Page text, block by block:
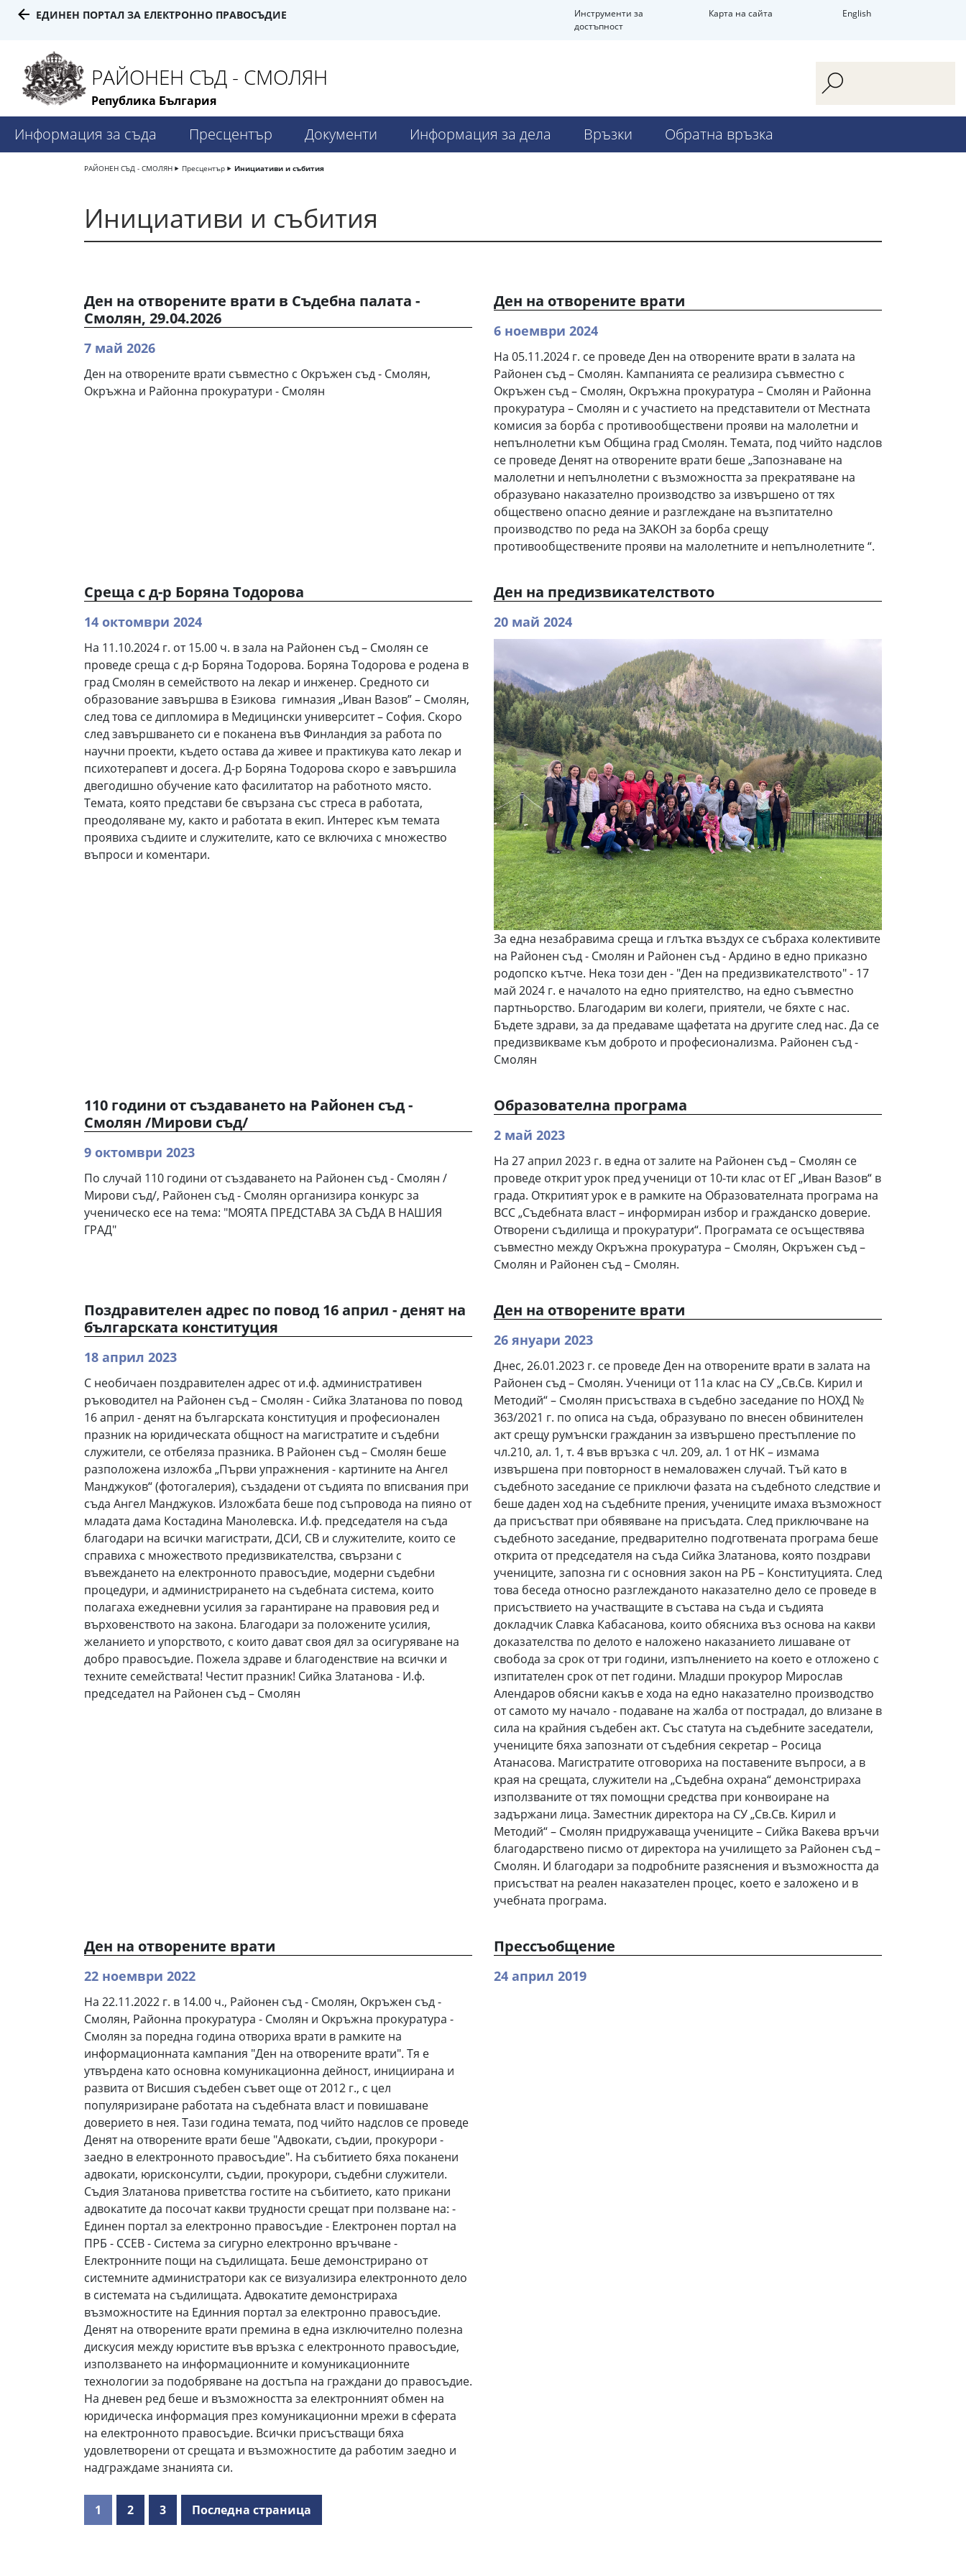
ЕДИНЕН ПОРТАЛ ЗА ЕЛЕКТРОННО ПРАВОСЪДИЕ
Инструменти за
достъпност
Карта на сайта English
РАЙОНЕН СЪД - СМОЛЯН
Република България
Информация за съда Пресцентър Документи Информация за дела Връзки Обратна връзка
РАЙОНЕН СЪД - СМОЛЯН Пресцентър Инициативи и събития
Инициативи и събития
Ден на отворените врати в Съдебна палата -
Смолян, 29.04.2026
7 май 2026
Ден на отворените врати съвместно с Окръжен съд - Смолян,
Окръжна и Районна прокуратури - Смолян
Ден на отворените врати
6 ноември 2024
На 05.11.2024 г. се проведе Ден на отворените врати в залата на
Районен съд – Смолян. Кампанията се реализира съвместно с
Окръжен съд – Смолян, Окръжна прокуратура – Смолян и Районна
прокуратура – Смолян и с участието на представители от Местната
комисия за борба с противообществени прояви на малолетни и
непълнолетни към Община град Смолян. Темата, под чийто надслов
се проведе Денят на отворените врати беше „Запознаване на
малолетни и непълнолетни с възможността за прекратяване на
образувано наказателно производство за извършено от тях
обществено опасно деяние и разглеждане на възпитателно
производство по реда на ЗАКОН за борба срещу
противообществените прояви на малолетните и непълнолетните “.
Среща с д-р Боряна Тодорова
14 октомври 2024
На 11.10.2024 г. от 15.00 ч. в зала на Районен съд – Смолян се
проведе среща с д-р Боряна Тодорова. Боряна Тодорова е родена в
град Смолян в семейството на лекар и инженер. Средното си
образование завършва в Езикова гимназия „Иван Вазов” – Смолян,
след това се дипломира в Медицински университет – София. Скоро
след завършването си е поканена във Финландия за работа по
научни проекти, където остава да живее и практикува като лекар и
психотерапевт и досега. Д-р Боряна Тодорова скоро е завършила
двегодишно обучение като фасилитатор на работното място.
Темата, която представи бе свързана със стреса в работата,
преодоляване му, както и работата в екип. Интерес към темата
проявиха съдиите и служителите, като се включиха с множество
въпроси и коментари.
Ден на предизвикателството
20 май 2024
За една незабравима среща и глътка въздух се събраха колективите
на Районен съд - Смолян и Районен съд - Ардино в едно приказно
родопско кътче. Нека този ден - "Ден на предизвикателството" - 17
май 2024 г. е началото на едно приятелство, на едно съвместно
партньорство. Благодарим ви колеги, приятели, че бяхте с нас.
Бъдете здрави, за да предаваме щафетата на другите след нас. Да се
предизвикваме към доброто и професионализма. Районен съд -
Смолян
110 години от създаването на Районен съд -
Смолян /Мирови съд/
9 октомври 2023
По случай 110 години от създаването на Районен съд - Смолян /
Мирови съд/, Районен съд - Смолян организира конкурс за
ученическо есе на тема: "МОЯТА ПРЕДСТАВА ЗА СЪДА В НАШИЯ
ГРАД"
Образователна програма
2 май 2023
На 27 април 2023 г. в една от залите на Районен съд – Смолян се
проведе открит урок пред ученици от 10-ти клас от ЕГ „Иван Вазов“ в
града. Откритият урок е в рамките на Образователната програма на
ВСС „Съдебната власт – информиран избор и гражданско доверие.
Отворени съдилища и прокуратури“. Програмата се осъществява
съвместно между Окръжна прокуратура – Смолян, Окръжен съд –
Смолян и Районен съд – Смолян.
Поздравителен адрес по повод 16 април - денят на
българската конституция
18 април 2023
С необичаен поздравителен адрес от и.ф. административен
ръководител на Районен съд – Смолян - Сийка Златанова по повод
16 април - денят на българската конституция и професионален
празник на юридическата общност на магистратите и съдебни
служители, се отбеляза празника. В Районен съд – Смолян беше
разположена изложба „Първи упражнения - картините на Ангел
Манджуков“ (фотогалерия), създадени от съдията по вписвания при
съда Ангел Манджуков. Изложбата беше под съпровода на пияно от
младата дама Костадина Манолевска. И.ф. председателя на съда
благодари на всички магистрати, ДСИ, СВ и служителите, които се
справиха с множеството предизвикателства, свързани с
въвеждането на електронното правосъдие, модерни съдебни
процедури, и администрирането на съдебната система, които
полагаха ежедневни усилия за гарантиране на правовия ред и
върховенството на закона. Благодари за положените усилия,
желанието и упорството, с които дават своя дял за осигуряване на
добро правосъдие. Пожела здраве и благоденствие на всички и
техните семействата! Честит празник! Сийка Златанова - И.ф.
председател на Районен съд – Смолян
Ден на отворените врати
26 януари 2023
Днес, 26.01.2023 г. се проведе Ден на отворените врати в залата на
Районен съд – Смолян. Ученици от 11а клас на СУ „Св.Св. Кирил и
Методий“ – Смолян присъстваха в съдебно заседание по НОХД №
363/2021 г. по описа на съда, образувано по внесен обвинителен
акт срещу румънски гражданин за извършено престъпление по
чл.210, ал. 1, т. 4 във връзка с чл. 209, ал. 1 от НК – измама
извършена при повторност в немаловажен случай. Тъй като в
съдебното заседание се приключи фазата на съдебното следствие и
беше даден ход на съдебните прения, учениците имаха възможност
да присъстват при обявяване на присъдата. След приключване на
съдебното заседание, предварително подготвената програма беше
открита от председателя на съда Сийка Златанова, която поздрави
учениците, запозна ги с основния закон на РБ – Конституцията. След
това беседа относно разглежданото наказателно дело се проведе в
присъствието на участващите в състава на съда и съдията
докладчик Славка Кабасанова, които обясниха въз основа на какви
доказателства по делото е наложено наказанието лишаване от
свобода за срок от три години, изпълнението на което е отложено с
изпитателен срок от пет години. Младши прокурор Мирослав
Алендаров обясни какъв е хода на едно наказателно производство
от самото му начало - подаване на жалба от пострадал, до влизане в
сила на крайния съдебен акт. Със статута на съдебните заседатели,
учениците бяха запознати от съдебния секретар – Росица
Атанасова. Магистратите отговориха на поставените въпроси, а в
края на срещата, служители на „Съдебна охрана“ демонстрираха
използваните от тях помощни средства при конвоиране на
задържани лица. Заместник директора на СУ „Св.Св. Кирил и
Методий“ – Смолян придружаваща учениците – Сийка Вакева връчи
благодарствено писмо от директора на училището за Районен съд –
Смолян. И благодари за подробните разяснения и възможността да
присъстват на реален наказателен процес, което е заложено и в
учебната програма.
Ден на отворените врати
22 ноември 2022
На 22.11.2022 г. в 14.00 ч., Районен съд - Смолян, Окръжен съд -
Смолян, Районна прокуратура - Смолян и Окръжна прокуратура -
Смолян за поредна година отвориха врати в рамките на
информационната кампания "Ден на отворените врати". Тя е
утвърдена като основна комуникационна дейност, инициирана и
развита от Висшия съдебен съвет още от 2012 г., с цел
популяризиране работата на съдебната власт и повишаване
доверието в нея. Тази година темата, под чийто надслов се проведе
Денят на отворените врати беше "Адвокати, съдии, прокурори -
заедно в електронното правосъдие". На събитието бяха поканени
адвокати, юрисконсулти, съдии, прокурори, съдебни служители.
Съдия Златанова приветства гостите на събитието, като прикани
адвокатите да посочат какви трудности срещат при ползване на: -
Единен портал за електронно правосъдие - Електронен портал на
ПРБ - ССЕВ - Система за сигурно електронно връчване -
Електронните пощи на съдилищата. Беше демонстрирано от
системните администратори как се визуализира електронното дело
в системата на съдилищата. Адвокатите демонстрираха
възможностите на Единния портал за електронно правосъдие.
Денят на отворените врати премина в една изключително полезна
дискусия между юристите във връзка с електронното правосъдие,
използването на информационните и комуникационните
технологии за подобряване на достъпа на граждани до правосъдие.
На дневен ред беше и възможността за електронният обмен на
юридическа информация през комуникационни мрежи в сферата
на електронното правосъдие. Всички присъстващи бяха
удовлетворени от срещата и възможностите да работим заедно и
надграждаме знанията си.
Прессъобщение
24 април 2019
1 2 3 Последна страница